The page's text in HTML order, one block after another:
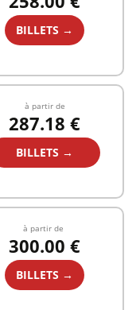
BILLETS →
à partir de
287.18 €
BILLETS →
à partir de
300.00 €
BILLETS →